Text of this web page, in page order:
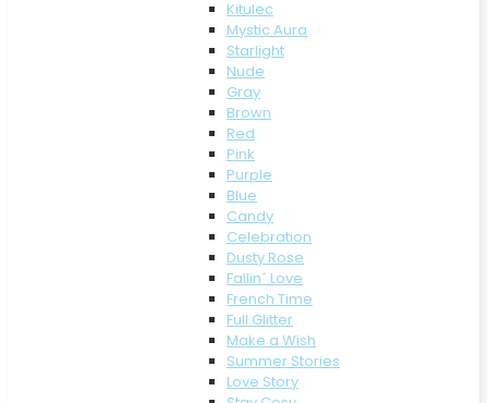
Kitulec
Mystic Aura
Starlight
Nude
Gray
Brown
Red
Pink
Purple
Blue
Candy
Celebration
Dusty Rose
Fallin´ Love
French Time
Full Glitter
Make a Wish
Summer Stories
Love Story